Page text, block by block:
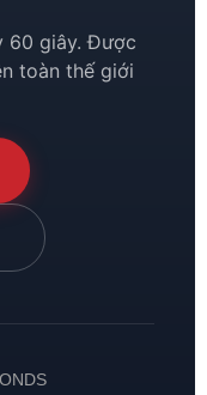
60 giây. Được
toàn thế giới